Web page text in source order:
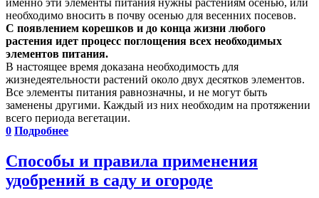
необходимо вносить в почву осенью для весенних посевов.
С появлением корешков и до конца жизни любого
растения идет процесс поглощения всех необходимых
элементов питания.
В настоящее время доказана необходимость для
жизнедеятельности растений около двух десятков элементов.
Все элементы питания равнозначны, и не могут быть
заменены другими. Каждый из них необходим на протяжении
всего периода вегетации.
0 Подробнее
Способы и правила применения
удобрений в саду и огороде